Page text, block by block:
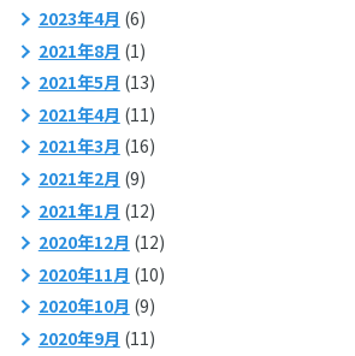
2023年4月 (6)
2021年8月 (1)
2021年5月 (13)
2021年4月 (11)
2021年3月 (16)
2021年2月 (9)
2021年1月 (12)
2020年12月 (12)
2020年11月 (10)
2020年10月 (9)
2020年9月 (11)